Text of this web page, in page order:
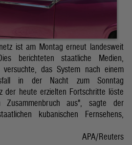
ist am Montag erneut landesweit
berichteten staatliche Medien,
das System nach einem
in der Nacht zum Sonntag
der heute erzielten Fortschritte löste
Zusammenbruch aus", sagte der
kubanischen Fernsehens,
APA/Reuters